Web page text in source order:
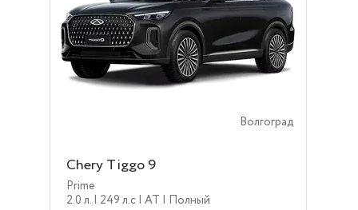
Волгоград
Chery Tiggo 9
Prime
2.0 л. | 249 л.c | AT | Полный